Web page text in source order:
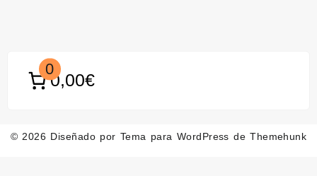
0
0,00€
© 2026 Diseñado por Tema para WordPress de Themehunk